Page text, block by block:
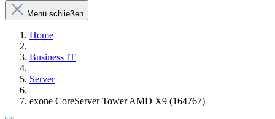
Menü schließen
Home
Business IT
Server
exone CoreServer Tower AMD X9 (164767)